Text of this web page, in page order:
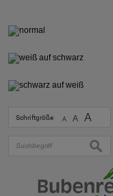
Schriftgröße A A A
suchen